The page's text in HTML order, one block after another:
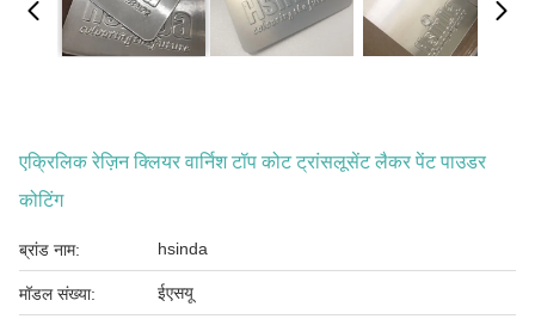
एक्रिलिक रेज़िन क्लियर वार्निश टॉप कोट ट्रांसलूसेंट लैकर पेंट पाउडर
कोटिंग
ब्रांड नाम: hsinda
मॉडल संख्या: ईएसयू